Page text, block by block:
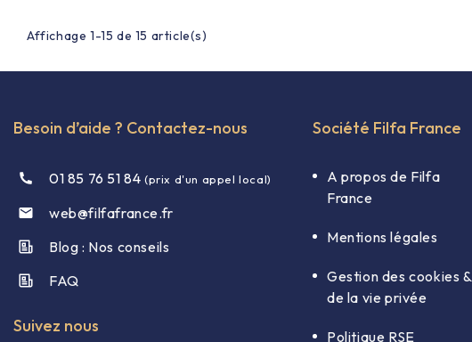
Affichage 1-15 de 15 article(s)
Besoin d’aide ? Contactez-nous
01 85 76 51 84 (prix d'un appel local)

web@filfafrance.fr
Blog : Nos conseils​
FAQ​
Suivez nous
Société Filfa France
A propos de Filfa
France
Mentions légales
Gestion des cookies &
de la vie privée
Politique RSE